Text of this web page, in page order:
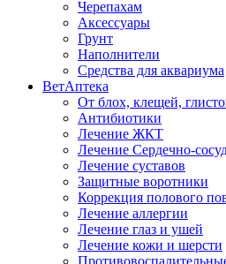
Черепахам
Аксессуары
Грунт
Наполнители
Средства для аквариума
ВетАптека
От блох, клещей,
Антибиотики
Лечение ЖКТ
Лечение Сердечно-
Лечение суставов
Защитные воротники
Коррекция полового
Лечение аллергии
Лечение глаз и ушей
Лечение кожи и шерсти